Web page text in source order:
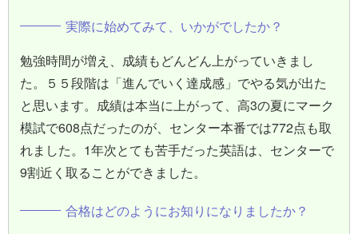
実際に始めてみて、いかがでしたか？
勉強時間が増え、成績もどんどん上がっていきまし
た。５５段階は「進んでいく達成感」でやる気が出た
と思います。成績は本当に上がって、高3の夏にマーク
模試で608点だったのが、センター本番では772点も取
れました。1年次とても苦手だった英語は、センターで
9割近く取ることができました。
合格はどのようにお知りになりましたか？